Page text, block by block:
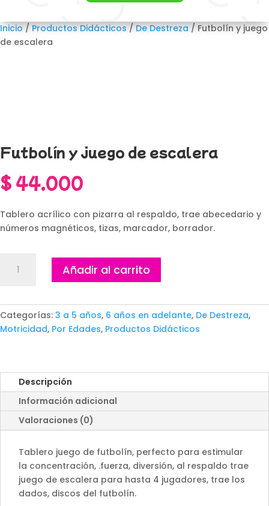
Inicio/Productos Didácticos/De Destreza/ Futbolín y juego
de escalera
Futbolín y juego de escalera
$ 44.000
Tablero acrílico con pizarra al respaldo, trae abecedario y
números magnéticos, tizas, marcador, borrador.
escalera
cantidad
Añadir al carrito
Categorías: 3 a 5 años, 6 años en adelante, De Destreza,
Motricidad, Por Edades, Productos Didácticos
Descripción
Información adicional
Valoraciones (0)
Tablero juego de futbolín, perfecto para estimular
la concentración, .fuerza, diversión, al respaldo trae
juego de escalera para hasta 4 jugadores, trae los
dados, discos del futbolín.